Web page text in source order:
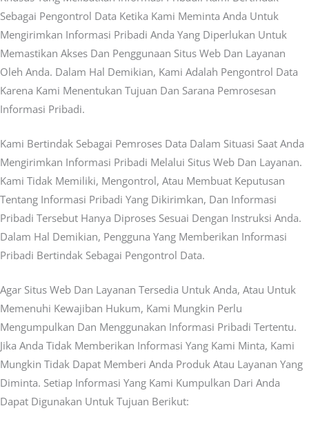
Sebagai Pengontrol Data Ketika Kami Meminta Anda Untuk
Mengirimkan Informasi Pribadi Anda Yang Diperlukan Untuk
Memastikan Akses Dan Penggunaan Situs Web Dan Layanan
Oleh Anda. Dalam Hal Demikian, Kami Adalah Pengontrol Data
Karena Kami Menentukan Tujuan Dan Sarana Pemrosesan
Informasi Pribadi.
Kami Bertindak Sebagai Pemroses Data Dalam Situasi Saat Anda
Mengirimkan Informasi Pribadi Melalui Situs Web Dan Layanan.
Kami Tidak Memiliki, Mengontrol, Atau Membuat Keputusan
Tentang Informasi Pribadi Yang Dikirimkan, Dan Informasi
Pribadi Tersebut Hanya Diproses Sesuai Dengan Instruksi Anda.
Dalam Hal Demikian, Pengguna Yang Memberikan Informasi
Pribadi Bertindak Sebagai Pengontrol Data.
Agar Situs Web Dan Layanan Tersedia Untuk Anda, Atau Untuk
Memenuhi Kewajiban Hukum, Kami Mungkin Perlu
Mengumpulkan Dan Menggunakan Informasi Pribadi Tertentu.
Jika Anda Tidak Memberikan Informasi Yang Kami Minta, Kami
Mungkin Tidak Dapat Memberi Anda Produk Atau Layanan Yang
Diminta. Setiap Informasi Yang Kami Kumpulkan Dari Anda
Dapat Digunakan Untuk Tujuan Berikut: